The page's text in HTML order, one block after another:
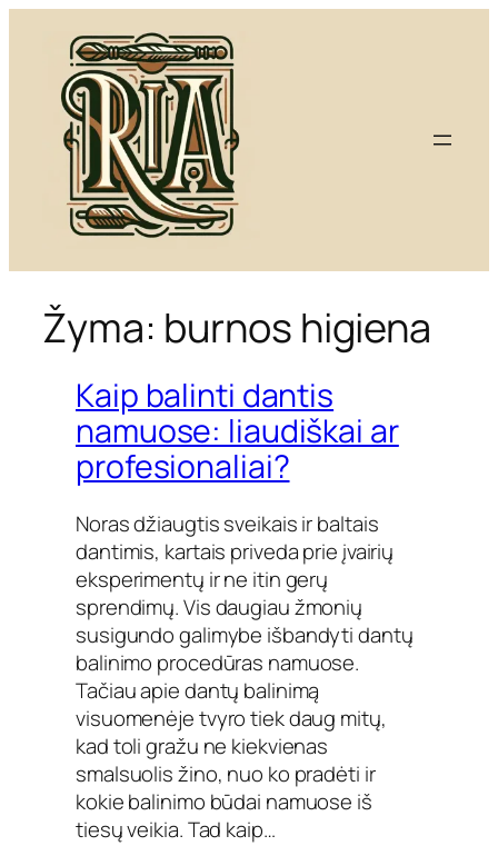
turinio
Žyma: burnos higiena
Kaip balinti dantis
namuose: liaudiškai ar
profesionaliai?
Noras džiaugtis sveikais ir baltais
dantimis, kartais priveda prie įvairių
eksperimentų ir ne itin gerų
sprendimų. Vis daugiau žmonių
susigundo galimybe išbandyti dantų
balinimo procedūras namuose.
Tačiau apie dantų balinimą
visuomenėje tvyro tiek daug mitų,
kad toli gražu ne kiekvienas
smalsuolis žino, nuo ko pradėti ir
kokie balinimo būdai namuose iš
tiesų veikia. Tad kaip…